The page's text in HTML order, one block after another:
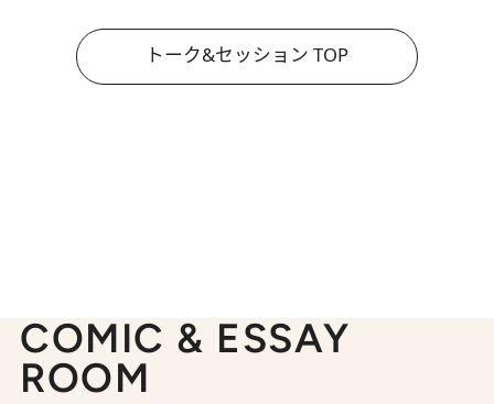
トーク&セッション TOP
COMIC & ESSAY
ROOM